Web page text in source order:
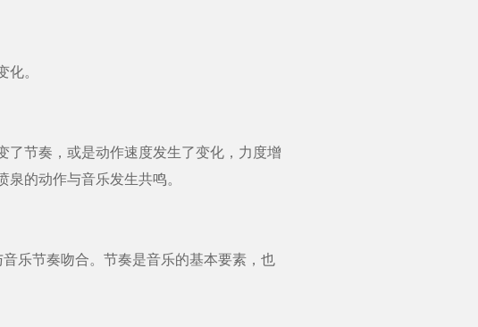
。
节奏，或是动作速度发生了变化，力度增
的动作与音乐发生共鸣。
乐节奏吻合。节奏是音乐的基本要素，也